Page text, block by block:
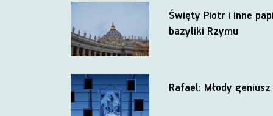
Święty Piotr i inne
bazyliki Rzymu
Rafael: Młody geniusz